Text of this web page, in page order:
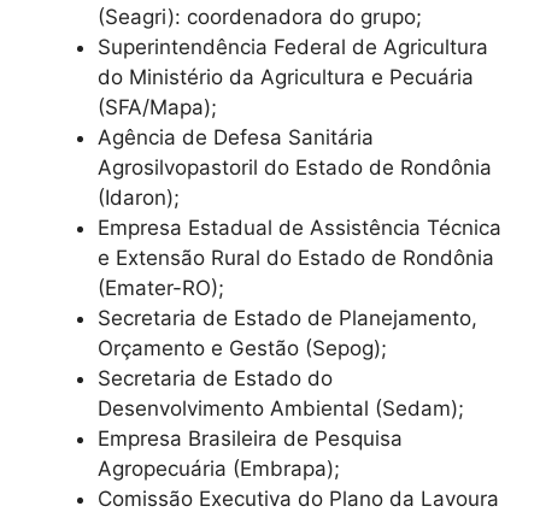
(Seagri): coordenadora do grupo;
Superintendência Federal de Agricultura
do Ministério da Agricultura e Pecuária
(SFA/Mapa);
Agência de Defesa Sanitária
Agrosilvopastoril do Estado de Rondônia
(Idaron);
Empresa Estadual de Assistência Técnica
e Extensão Rural do Estado de Rondônia
(Emater-RO);
Secretaria de Estado de Planejamento,
Orçamento e Gestão (Sepog);
Secretaria de Estado do
Desenvolvimento Ambiental (Sedam);
Empresa Brasileira de Pesquisa
Agropecuária (Embrapa);
Comissão Executiva do Plano da Lavoura